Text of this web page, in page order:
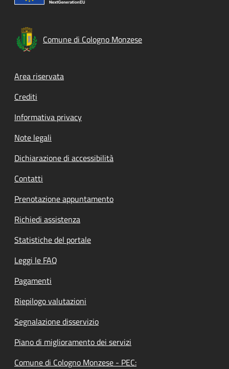
Comune di Cologno Monzese
Footer menu
Area riservata
Crediti
Informativa privacy
Note legali
Dichiarazione di accessibilità
Contatti
Prenotazione appuntamento
Richiedi assistenza
Statistiche del portale
Leggi le FAQ
Pagamenti
Riepilogo valutazioni
Segnalazione disservizio
Piano di miglioramento dei servizi
Comune di Cologno Monzese - PEC: